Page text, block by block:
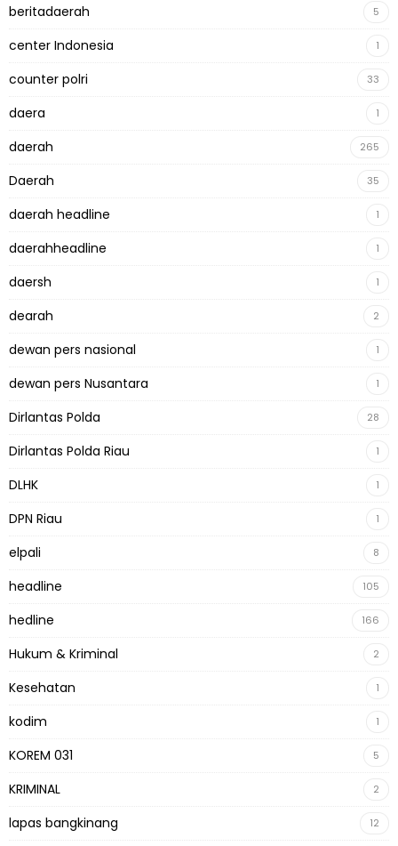
beritadaerah 5
center Indonesia 1
counter polri 33
daera 1
daerah 265
Daerah 35
daerah headline 1
daerahheadline 1
daersh 1
dearah 2
dewan pers nasional 1
dewan pers Nusantara 1
Dirlantas Polda 28
Dirlantas Polda Riau 1
DLHK 1
DPN Riau 1
elpali 8
headline 105
hedline 166
Hukum & Kriminal 2
Kesehatan 1
kodim 1
KOREM 031 5
KRIMINAL 2
lapas bangkinang 12